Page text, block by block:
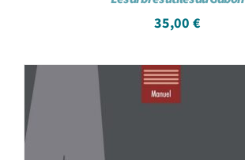
35,00 €